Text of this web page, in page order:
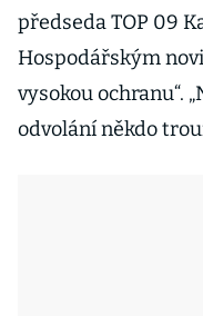
předseda TOP 09
Hospodářským
vysokou ochranu“.
odvolání někdo